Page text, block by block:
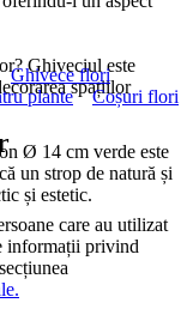
Ghiveciul este
spațiilor
Ø 14 cm verde este
un strop de natură și
și estetic.
Ghivece flori
plante Coșuri flori
care au utilizat
informații privind